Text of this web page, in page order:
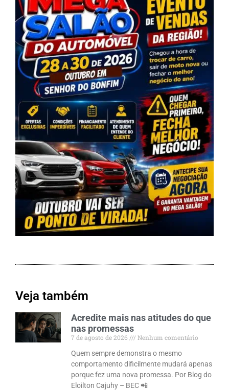
Veja também
Acredite mais nas atitudes do que
nas promessas
7 de agosto de 2026
Nenhum comentário
Quem sempre demonstra o mesmo
comportamento dificilmente mudará apenas
porque fez uma nova promessa. Por Blog do
Eloilton Cajuhy – BEC 📲